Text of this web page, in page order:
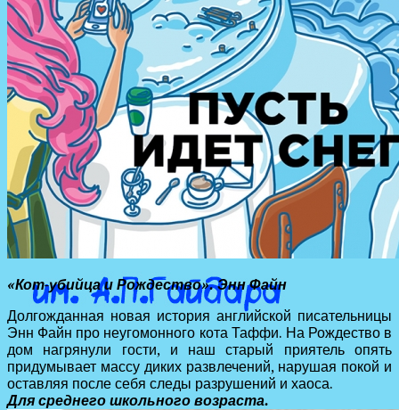
«Кот-убийца и Рождество». Энн Файн
Долгожданная новая история английской писательницы
Энн Файн про неугомонного кота Таффи. На Рождество в
дом нагрянули гости, и наш старый приятель опять
придумывает массу диких развлечений, нарушая покой и
оставляя после себя следы разрушений и хаоса.
Для среднего школьного возраста.